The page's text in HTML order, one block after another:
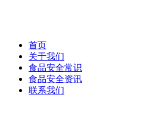
首页
关于我们
食品安全常识
食品安全资讯
联系我们